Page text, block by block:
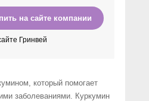
на сайте компании
Гринвей
который помогает
заболеваниями. Куркумин